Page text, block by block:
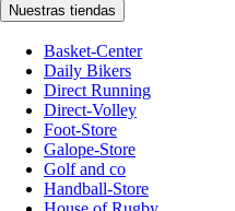
Nuestras tiendas
Basket-Center
Daily Bikers
Direct Running
Direct-Volley
Foot-Store
Galope-Store
Golf and co
Handball-Store